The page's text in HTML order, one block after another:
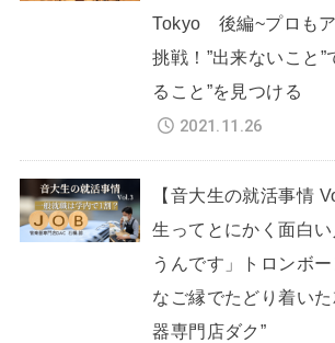
Tokyo 後編~プロもア
挑戦！”出来ないこと”
ること”を見つける
2021.11.26
【音大生の就活事情
生ってとにかく面白
うんです」トロンボ
なご縁でたどり着いた
器専門店ダク”